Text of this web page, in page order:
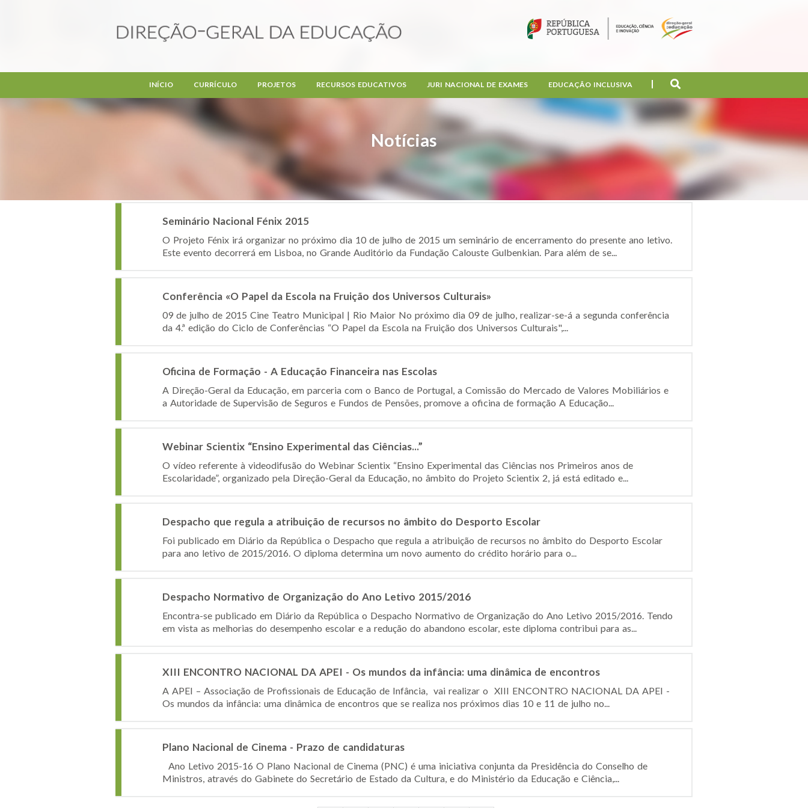
Notícias
INÍCIO CURRÍCULO PROJETOS RECURSOS EDUCATIVOS JURI NACIONAL DE EXAMES EDUCAÇÃO INCLUSIVA
Seminário Nacional Fénix 2015
O Projeto Fénix irá organizar no próximo dia 10 de julho de 2015 um seminário de encerramento do presente ano letivo.
Este evento decorrerá em Lisboa, no Grande Auditório da Fundação Calouste Gulbenkian. Para além de se...
Conferência «O Papel da Escola na Fruição dos Universos Culturais»
09 de julho de 2015 Cine Teatro Municipal | Rio Maior No próximo dia 09 de julho, realizar-se-á a segunda conferência
da 4.ª edição do Ciclo de Conferências “O Papel da Escola na Fruição dos Universos Culturais",...
Oficina de Formação - A Educação Financeira nas Escolas
A Direção-Geral da Educação, em parceria com o Banco de Portugal, a Comissão do Mercado de Valores Mobiliários e
a Autoridade de Supervisão de Seguros e Fundos de Pensões, promove a oficina de formação A Educação...
Webinar Scientix “Ensino Experimental das Ciências...”
O vídeo referente à videodifusão do Webinar Scientix “Ensino Experimental das Ciências nos Primeiros anos de
Escolaridade”, organizado pela Direção-Geral da Educação, no âmbito do Projeto Scientix 2, já está editado e...
Despacho que regula a atribuição de recursos no âmbito do Desporto Escolar
Foi publicado em Diário da República o Despacho que regula a atribuição de recursos no âmbito do Desporto Escolar
para ano letivo de 2015/2016. O diploma determina um novo aumento do crédito horário para o...
Despacho Normativo de Organização do Ano Letivo 2015/2016
Encontra-se publicado em Diário da República o Despacho Normativo de Organização do Ano Letivo 2015/2016. Tendo
em vista as melhorias do desempenho escolar e a redução do abandono escolar, este diploma contribui para as...
XIII ENCONTRO NACIONAL DA APEI - Os mundos da infância: uma dinâmica de encontros
A APEI – Associação de Profissionais de Educação de Infância, vai realizar o XIII ENCONTRO NACIONAL DA APEI -
Os mundos da infância: uma dinâmica de encontros que se realiza nos próximos dias 10 e 11 de julho no...
Plano Nacional de Cinema - Prazo de candidaturas
Ano Letivo 2015-16 O Plano Nacional de Cinema (PNC) é uma iniciativa conjunta da Presidência do Conselho de
Ministros, através do Gabinete do Secretário de Estado da Cultura, e do Ministério da Educação e Ciência,...